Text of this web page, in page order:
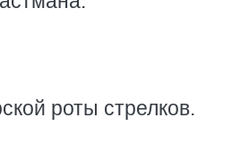
роты стрелков.